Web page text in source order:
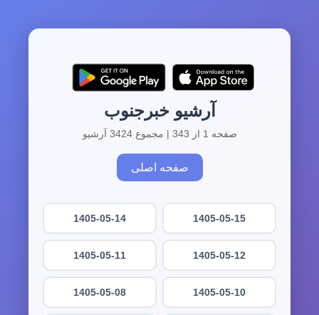
آرشیو خبرجنوب
صفحه 1 از 343 | مجموع 3424 آرشیو
صفحه اصلی
1405-05-15
1405-05-14
1405-05-12
1405-05-11
1405-05-10
1405-05-08